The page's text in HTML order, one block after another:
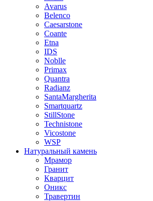
Avarus
Belenco
Caesarstone
Coante
Etna
IDS
Noblle
Primax
Quantra
Radianz
SantaMargherita
Smartquartz
StillStone
Technistone
Vicostone
WSP
Натуральный камень
Мрамор
Гранит
Кварцит
Оникс
Травертин